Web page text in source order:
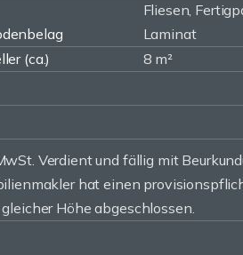
Fliesen,
Laminat
(ca.)
8 m²
Verdient und fällig mit
hat einen
Höhe abgeschlossen.